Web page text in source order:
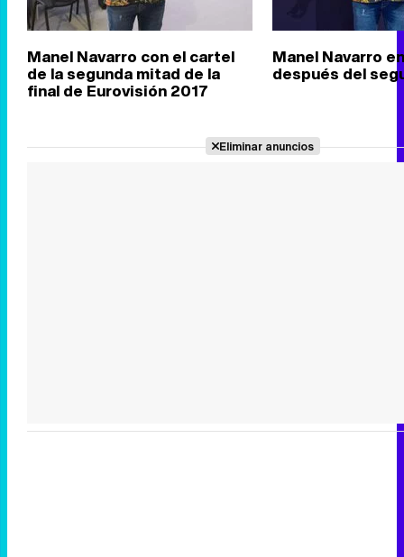
Manel Navarro con el cartel
de la segunda mitad de la
final de Eurovisión 2017
Manel Navarro
después del
Eliminar anuncios